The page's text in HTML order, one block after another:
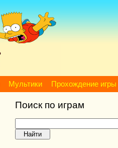
Мультики Прохождение игры
Поиск по играм